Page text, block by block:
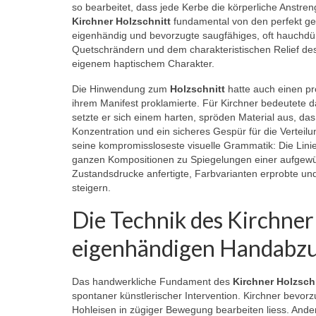
so bearbeitet, dass jede Kerbe die körperliche
Kirchner Holzschnitt fundamental von den perfekt
eigenhändig und bevorzugte saugfähiges, oft
Quetschrändern und dem charakteristischen Relief
eigenem haptischem Charakter.
Die Hinwendung zum Holzschnitt hatte auch einen
ihrem Manifest proklamierte. Für Kirchner bedeutete
setzte er sich einem harten, spröden Material aus,
Konzentration und ein sicheres Gespür für die
seine kompromissloseste visuelle Grammatik: Die
ganzen Kompositionen zu Spiegelungen einer
Zustandsdrucke anfertigte, Farbvarianten erprobte
steigern.
Die Technik des
eigenhändigen
Das handwerkliche Fundament des Kirchner
spontaner künstlerischer Intervention. Kirchner
Hohleisen in zügiger Bewegung bearbeiten liess.